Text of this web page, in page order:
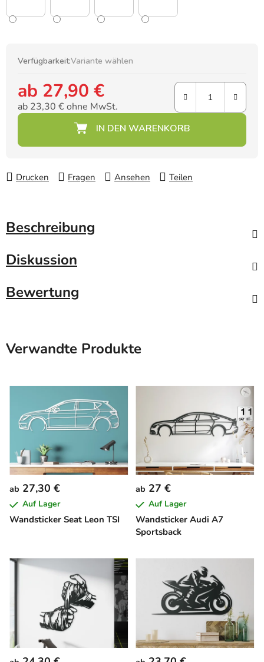
Verfügbarkeit:Variante wählen
ab 27,90 €
ab 23,30 €ohne MwSt.
Verkaufspreis:
Drucken Fragen Ansehen Teilen
Beschreibung
Diskussion
Bewertung
Verwandte Produkte
Wandsticker Seat Leon TSI
ab 27,30 €
Auf Lager
Wandsticker Audi A7
Sportsback
ab 27 €
Auf Lager